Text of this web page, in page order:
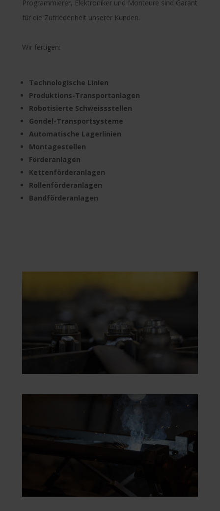
Programmierer, Elektroniker und Monteure sind Garant
für die Zufriedenheit unserer Kunden.
Wir fertigen:
Technologische Linien
Produktions-Transportanlagen
Robotisierte Schweissstellen
Gondel-Transportsysteme
Automatische Lagerlinien
Montagestellen
Förderanlagen
Kettenförderanlagen
Rollenförderanlagen
Bandförderanlagen